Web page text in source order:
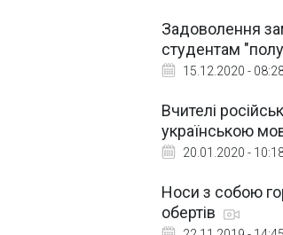
Задоволення
студентам
15.12.2020 -
Вчителі
українською
20.01.2020 -
Носи з собою
обертів